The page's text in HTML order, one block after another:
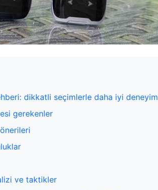
dikkatli seçimlerle daha iyi deneyim
gerekenler
ve taktikler